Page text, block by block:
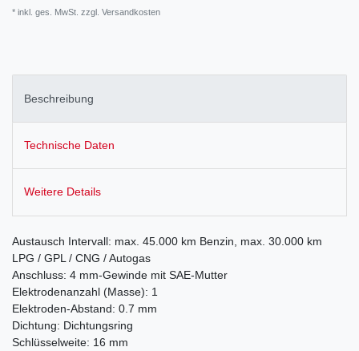
* inkl. ges. MwSt. zzgl. Versandkosten
Beschreibung
Technische Daten
Weitere Details
Austausch Intervall: max. 45.000 km Benzin, max. 30.000 km
LPG / GPL / CNG / Autogas
Anschluss: 4 mm-Gewinde mit SAE-Mutter
Elektrodenanzahl (Masse): 1
Elektroden-Abstand: 0.7 mm
Dichtung: Dichtungsring
Schlüsselweite: 16 mm